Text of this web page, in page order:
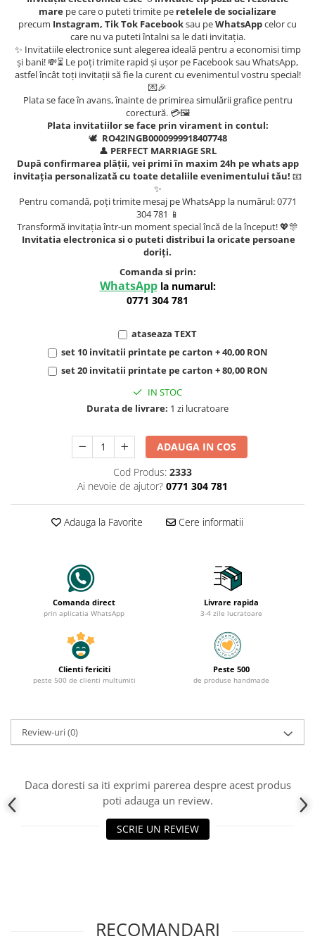
mare pe care o puteti trimite pe retelele de socializare
precum Instagram, Tik Tok Facebooksau peWhatsAppcelor cu
care nu va puteti întalni sa le dati invitația.
✨ Invitatiile electronice sunt alegerea ideală pentru a economisi timp
și bani! 💸⏳ Le poți trimite rapid și ușor pe Facebook sau WhatsApp,
astfel încât toți invitații să fie la curent cu evenimentul vostru special!
💌🎉
Plata se face în avans, înainte de primirea simulării grafice pentru
corectură. 💳🖼️
Plata invitatiilor se face prin virament in contul:
🕊️ RO42INGB0000999918407748
👤 PERFECT MARRIAGE SRL
După confirmarea plății, vei primi în maxim 24h pe whats app
invitația personalizată cu toate detaliile evenimentului tău! 📧
✨
Pentru comandă, poți trimite mesaj pe WhatsApp la numărul: 0771
304 781 📱
Transformă invitația într-un moment special încă de la început! 💖🎊
Invitatia electronica si o puteti distribui la oricate persoane
doriți.
Comanda si prin:
WhatsApp la numarul:
0771 304 781
ataseaza TEXT
set 10 invitatii printate pe carton + 40,00 RON
set 20 invitatii printate pe carton + 80,00 RON
IN STOC
Durata de livrare: 1 zi lucratoare
ADAUGA IN COS
Cod Produs: 2333
Ai nevoie de ajutor? 0771 304 781
Adauga la Favorite Cere informatii
Comanda direct
prin aplicatia WhatsApp
Livrare rapida
3-4 zile lucratoare
Clienti fericiti
peste 500 de clienti multumiti
Peste 500
de produse handmade
Review-uri(0)
Daca doresti sa iti exprimi parerea despre acest produs
poti adauga un review.
SCRIE UN REVIEW
RECOMANDARI